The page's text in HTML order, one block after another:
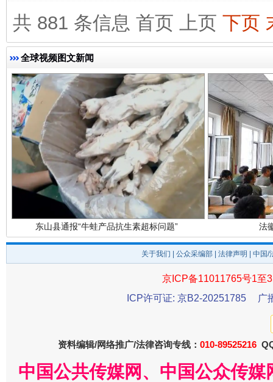
共 881 条信息 首页 上页 下页
全球视频图文新闻
完善运行机制助力责任有效落实 一纸欠
东山县通报“牛蛙产品抗生素超标问题” 法
千年窑火 生生不息 一
关于我们 公众采编部 法律声明 | 中国
京ICP备11011765号1至
ICP许可证: 京B2-20251785
广
资料编辑/网络推广/法律咨询专线： 010-89525216
中国公共传媒网、中国公众传